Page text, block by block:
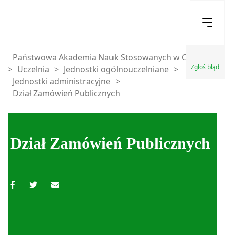
Zgłoś błąd
Państwowa Akademia Nauk Stosowanych w Chełmie
> Uczelnia > Jednostki ogólnouczelniane >
Jednostki administracyjne >
Dział Zamówień Publicznych
Dział Zamówień Publicznych